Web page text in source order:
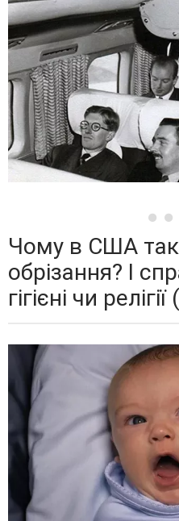
Чому в США
обрізання? І
гігієні чи